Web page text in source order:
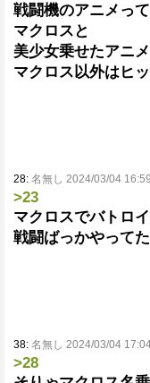
戦闘機のアニメっ
マクロスと
美少女乗せたアニ
マクロス以外はヒ
28: 名無し 2024/03/04
>23
マクロスでバトロ
戦闘ばっかやって
38: 名無し 2024/03/04
>28